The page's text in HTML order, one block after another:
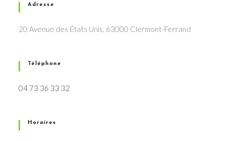
Adresse
20 Avenue des États Unis, 63000 Clermont-Ferrand
Téléphone
04 73 36 33 32
Horaires